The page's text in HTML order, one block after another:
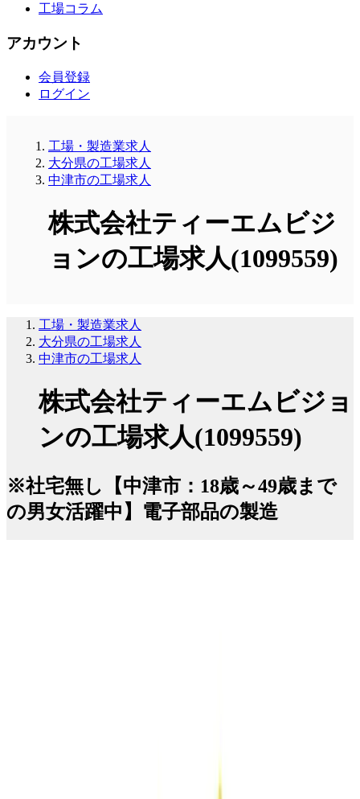
工場コラム
アカウント
会員登録
ログイン
工場・製造業求人
大分県の工場求人
中津市の工場求人
株式会社ティーエムビジ
ョンの工場求人(1099559)
工場・製造業求人
大分県の工場求人
中津市の工場求人
株式会社ティーエムビジョ
ンの工場求人(1099559)
※社宅無し【中津市：18歳～49歳まで
の男女活躍中】電子部品の製造